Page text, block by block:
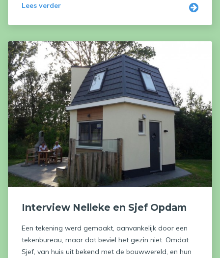
Lees verder
Interview Nelleke en Sjef Opdam
Een tekening werd gemaakt, aanvankelijk door een
tekenbureau, maar dat beviel het gezin niet. Omdat
Sjef, van huis uit bekend met de bouwwereld, en hun